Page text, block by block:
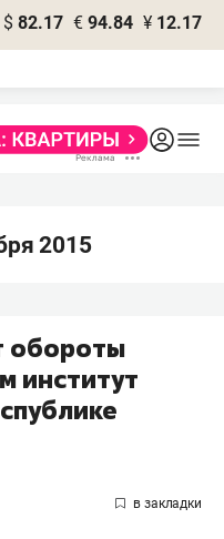
$ 82.17 € 94.84 ¥ 12.17
2015
обороты
институт